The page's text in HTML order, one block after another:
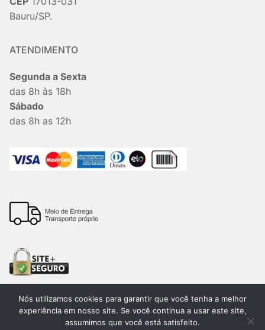
Bauru/SP.
ATENDIMENTO
Segunda a Sexta
das 8h às 18h
Sábado
das 8h as 12h
Todos os direitos reservados. 2026®. Lemon Bauru –
Nós utilizamos cookies para garantir que você tenha a melhor
experiência em nosso site. Se você continua a usar este site,
assumimos que você está satisfeito.